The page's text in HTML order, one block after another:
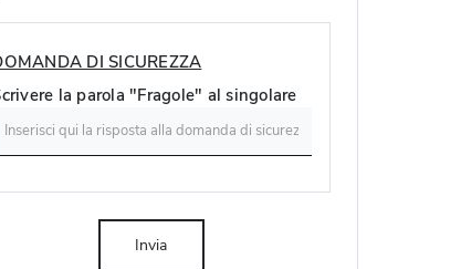
DI SICUREZZA
la parola "Fragole" al singolare
Invia